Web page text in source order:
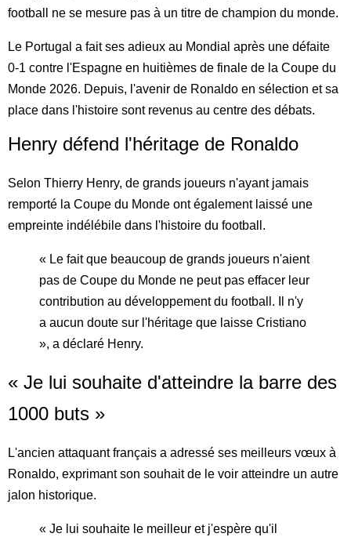
football ne se mesure pas à un titre de champion du monde.
Le Portugal a fait ses adieux au Mondial après une défaite
0-1 contre l'Espagne en huitièmes de finale de la Coupe du
Monde 2026. Depuis, l'avenir de Ronaldo en sélection et sa
place dans l'histoire sont revenus au centre des débats.
Henry défend l'héritage de Ronaldo
Selon Thierry Henry, de grands joueurs n'ayant jamais
remporté la Coupe du Monde ont également laissé une
empreinte indélébile dans l'histoire du football.
« Le fait que beaucoup de grands joueurs n'aient
pas de Coupe du Monde ne peut pas effacer leur
contribution au développement du football. Il n'y
a aucun doute sur l'héritage que laisse Cristiano
», a déclaré Henry.
« Je lui souhaite d'atteindre la barre des
1000 buts »
L'ancien attaquant français a adressé ses meilleurs vœux à
Ronaldo, exprimant son souhait de le voir atteindre un autre
jalon historique.
« Je lui souhaite le meilleur et j'espère qu'il